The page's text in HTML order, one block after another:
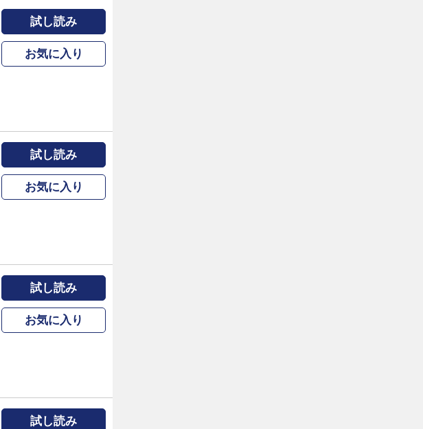
試し読み
お気に入り
試し読み
お気に入り
試し読み
お気に入り
試し読み